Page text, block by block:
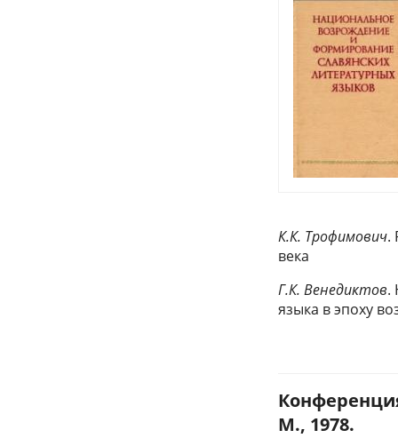
К.К. Трофимович.
века
Г.К. Венедиктов.
языка в эпоху
М., 1978.